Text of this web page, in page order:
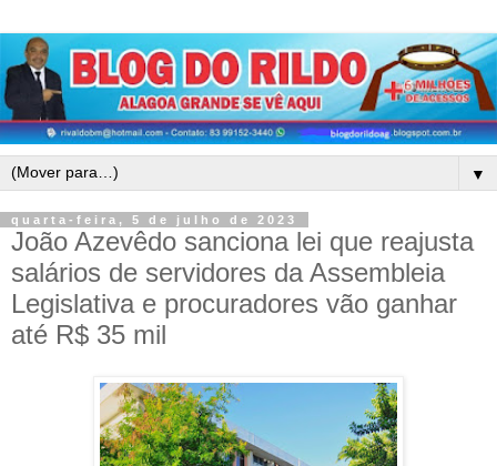
▼
quarta-feira, 5 de julho de 2023
João Azevêdo sanciona lei que reajusta
salários de servidores da Assembleia
Legislativa e procuradores vão ganhar
até R$ 35 mil